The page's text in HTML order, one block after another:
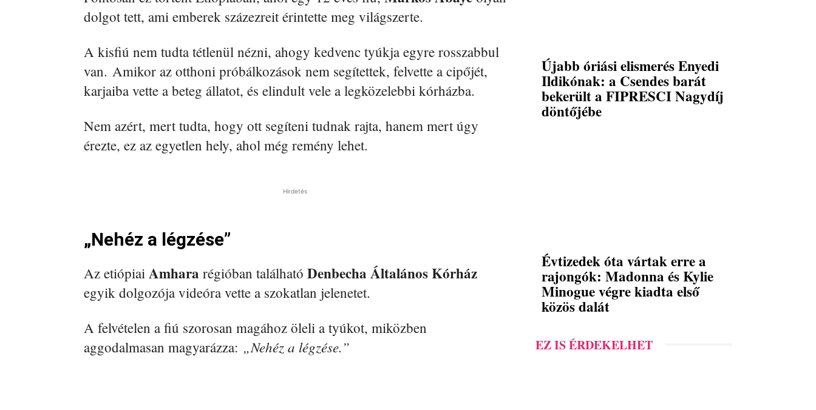
dolgot tett, ami emberek százezreit érintette meg világszerte.
A kisfiú nem tudta tétlenül nézni, ahogy kedvenc tyúkja egyre rosszabbul
van. Amikor az otthoni próbálkozások nem segítettek, felvette a cipőjét,
karjaiba vette a beteg állatot, és elindult vele a legközelebbi kórházba.
Nem azért, mert tudta, hogy ott segíteni tudnak rajta, hanem mert úgy
érezte, ez az egyetlen hely, ahol még remény lehet.
Hirdetés
„Nehéz a légzése”
Az etiópiai Amhara régióban található Denbecha Általános Kórház
egyik dolgozója videóra vette a szokatlan jelenetet.
A felvételen a fiú szorosan magához öleli a tyúkot, miközben
aggodalmasan magyarázza: „Nehéz a légzése.”
Újabb óriási elismerés Enyedi
Ildikónak: a Csendes barát
bekerült a FIPRESCI Nagydíj
döntőjébe
Évtizedek óta vártak erre a
rajongók: Madonna és Kylie
Minogue végre kiadta első
közös dalát
EZ IS ÉRDEKELHET